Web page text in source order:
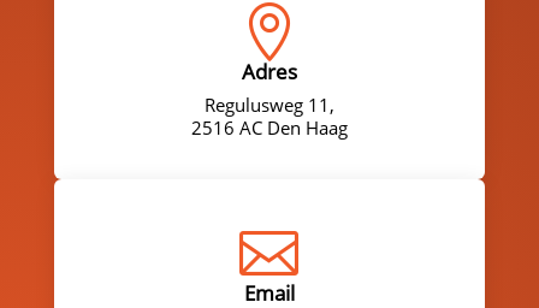

Adres
Regulusweg 11,
2516 AC Den Haag

Email